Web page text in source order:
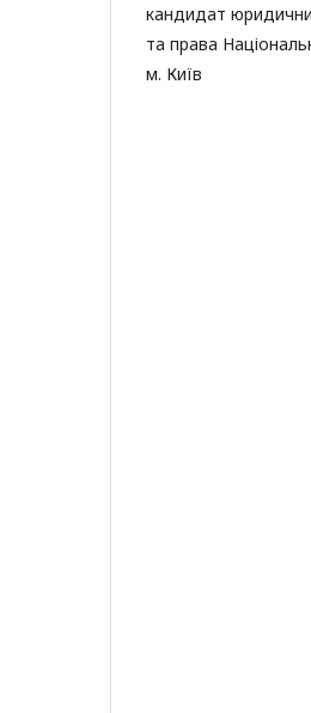
кандидат
та права
м. Київ